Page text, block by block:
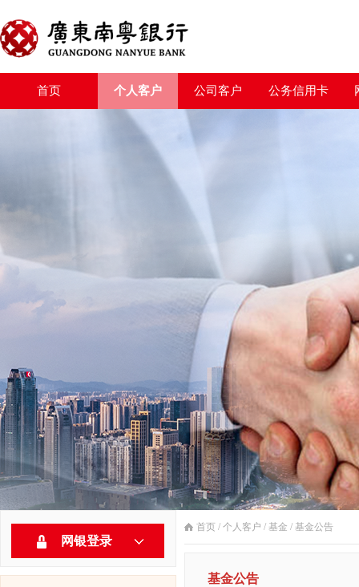
首页 个人客户 公司客户 公务信用卡
网银登录
首页 / 个人客户 / 基金 / 基金公告
基金公告